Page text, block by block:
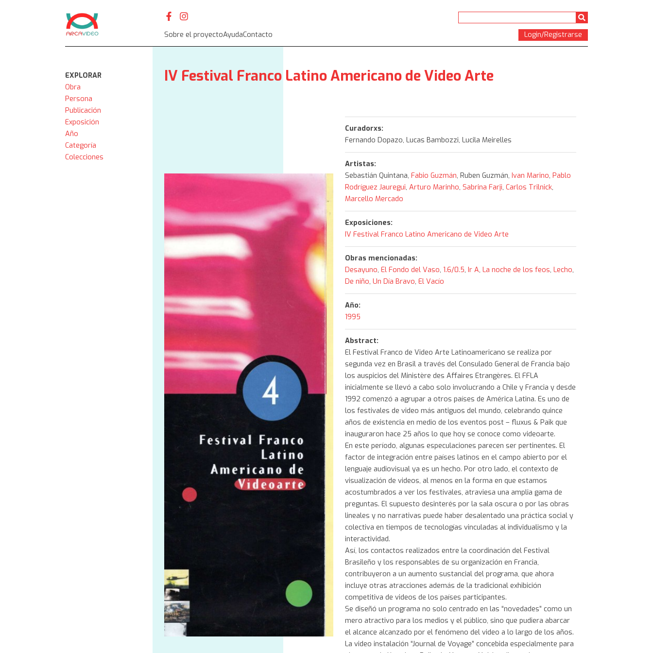
Sobre el proyectoAyudaContacto Login/Registrarse
EXPLORAR
Obra
Persona
Publicación
Exposición
Año
Categoría
Colecciones
IV Festival Franco Latino Americano de Video Arte
Curadorxs:
Fernando Dopazo, Lucas Bambozzi, Lucila Meirelles
Artistas:
Sebastián Quintana,Fabio Guzmán, Ruben Guzmán,Ivan Marino,Pablo
Rodríguez Jauregui,Arturo Marinho,Sabrina Farji,Carlos Trilnick,
Marcello Mercado
Exposiciones:
IV Festival Franco Latino Americano de Video Arte
Obras mencionadas:
Desayuno,El Fondo del Vaso,1.6/0.5,Ir A,La noche de los feos,Lecho,
De niño,Un Día Bravo,El Vacío
Año:
1995
Abstract:
El Festival Franco de Video Arte Latinoamericano se realiza por
segunda vez en Brasil a través del Consulado General de Francia bajo
los auspicios del Ministère des Affaires Etrangères. El FFLA
inicialmente se llevó a cabo solo involucrando a Chile y Francia y desde
1992 comenzó a agrupar a otros países de América Latina. Es uno de
los festivales de video más antiguos del mundo, celebrando quince
años de existencia en medio de los eventos post – fluxus & Paik que
inauguraron hace 25 años lo que hoy se conoce como videoarte.
En este período, algunas especulaciones parecen ser pertinentes. El
factor de integración entre países latinos en el campo abierto por el
lenguaje audiovisual ya es un hecho. Por otro lado, el contexto de
visualización de videos, al menos en la forma en que estamos
acostumbrados a ver los festivales, atraviesa una amplia gama de
preguntas. El supuesto desinterés por la sala oscura o por las obras
lineales y no narrativas puede haber desalentado una práctica social y
colectiva en tiempos de tecnologías vinculadas al individualismo y la
interactividad.
Así, los contactos realizados entre la coordinación del Festival
Brasileño y los responsables de su organización en Francia,
contribuyeron a un aumento sustancial del programa, que ahora
incluye otras atracciones además de la tradicional exhibición
competitiva de videos de los países participantes.
Se diseñó un programa no solo centrado en las “novedades” como un
mero atractivo para los medios y el público, sino que pudiera abarcar
el alcance alcanzado por el fenómeno del video a lo largo de los años.
La video instalación “Journal de Voyage” concebida especialmente para